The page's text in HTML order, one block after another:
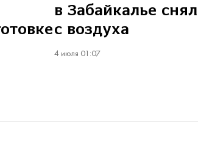
в Забайкалье
с воздуха
4 июля 01:07